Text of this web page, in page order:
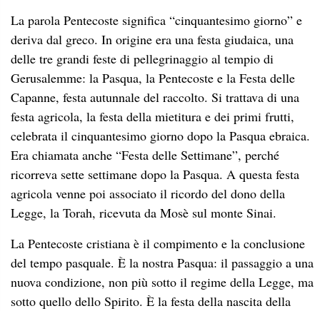
La parola Pentecoste significa “cinquantesimo giorno” e
deriva dal greco. In origine era una festa giudaica, una
delle tre grandi feste di pellegrinaggio al tempio di
Gerusalemme: la Pasqua, la Pentecoste e la Festa delle
Capanne, festa autunnale del raccolto. Si trattava di una
festa agricola, la festa della mietitura e dei primi frutti,
celebrata il cinquantesimo giorno dopo la Pasqua ebraica.
Era chiamata anche “Festa delle Settimane”, perché
ricorreva sette settimane dopo la Pasqua. A questa festa
agricola venne poi associato il ricordo del dono della
Legge, la Torah, ricevuta da Mosè sul monte Sinai.
La Pentecoste cristiana è il compimento e la conclusione
del tempo pasquale. È la nostra Pasqua: il passaggio a una
nuova condizione, non più sotto il regime della Legge, ma
sotto quello dello Spirito. È la festa della nascita della